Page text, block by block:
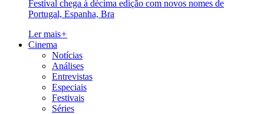
Festival chega à décima edição com novos nomes de
Portugal, Espanha, Bra
Ler mais+
Cinema
Notícias
Análises
Entrevistas
Especiais
Festivais
Séries